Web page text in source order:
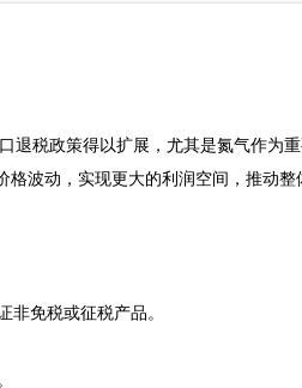
退税政策得以扩展，尤其是氮气作
波动，实现更大的利润空间，推动整
免税或征税产品。